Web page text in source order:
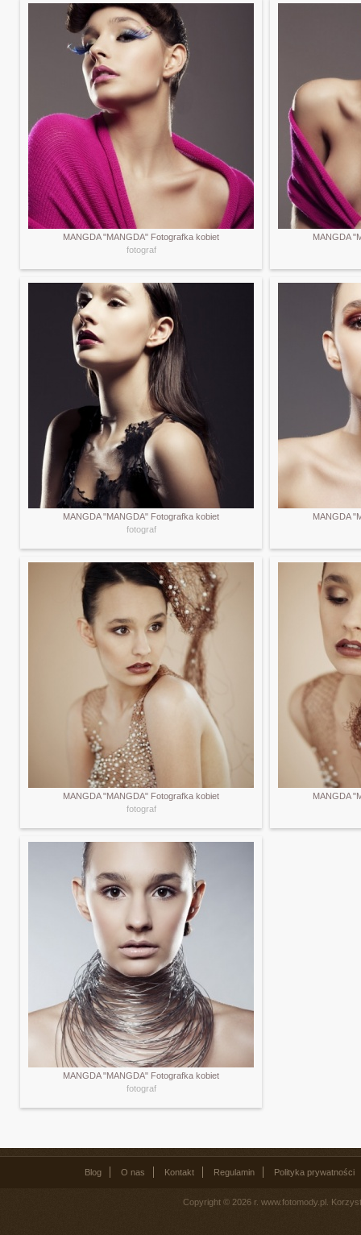
MANGDA "MANGDA" Fotografka kobiet
fotograf
MANGDA
MANGDA "MANGDA" Fotografka kobiet
fotograf
MANGDA
MANGDA "MANGDA" Fotografka kobiet
fotograf
MANGDA
MANGDA "MANGDA" Fotografka kobiet
fotograf
Blog O nas Kontakt Regulamin Polityka prywatności
Copyright © 2026 r. www.fotomody.pl.